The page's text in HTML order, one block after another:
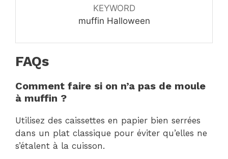
KEYWORD
muffin Halloween
FAQs
Comment faire si on n’a pas de moule
à muffin ?
Utilisez des caissettes en papier bien serrées
dans un plat classique pour éviter qu’elles ne
s’étalent à la cuisson.